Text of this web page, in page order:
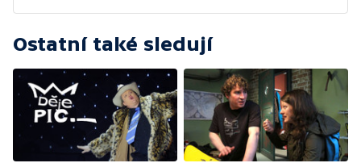
Ostatní také sledují